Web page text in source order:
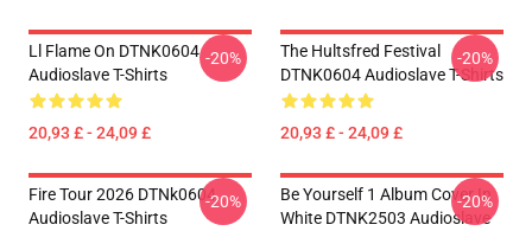
Ll Flame On DTNK0604
Audioslave T-Shirts
20,93 £ - 24,09 £
-20%
The Hultsfred Festival
DTNK0604 Audioslave T-Shirts
20,93 £ - 24,09 £
-20%
Fire Tour 2026 DTNk0604
Audioslave T-Shirts
-20%
Be Yourself 1 Album Cover In
White DTNK2503 Audioslave
-20%